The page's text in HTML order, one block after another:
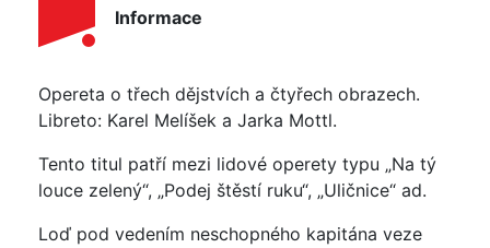
Informace
Opereta o třech dějstvích a čtyřech obrazech.
Libreto: Karel Melíšek a Jarka Mottl.
Tento titul patří mezi lidové operety typu „Na tý
louce zelený“, „Podej štěstí ruku“, „Uličnice“ ad.
Loď pod vedením neschopného kapitána veze